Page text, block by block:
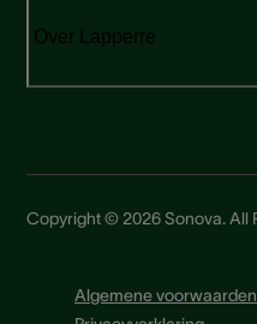
Over Lapperre
Copyright © 2026 Sonova. All
Algemene voorwaarden